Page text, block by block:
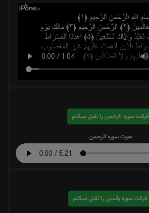
قرائت سوره الرحمن را تقبل میکنم
صوت سوره الرحمن
قرائت سوره یاسین را تقبل میکنم